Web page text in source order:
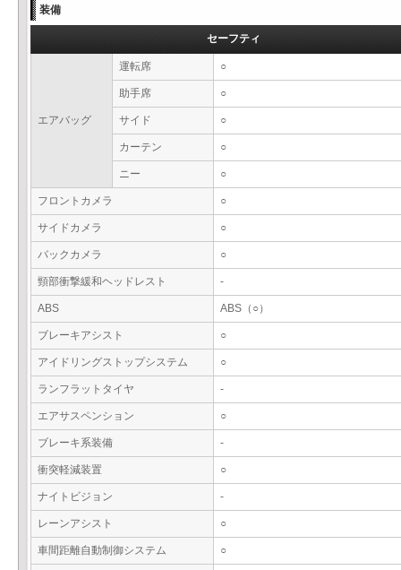
装備
セーフティ
エアバッグ
運転席 ○
助手席 ○
サイド ○
カーテン ○
ニー ○
フロントカメラ ○
サイドカメラ ○
バックカメラ ○
頸部衝撃緩和ヘッドレスト -
ABS ABS（○）
ブレーキアシスト ○
アイドリングストップシステム ○
ランフラットタイヤ -
エアサスペンション ○
ブレーキ系装備 -
衝突軽減装置 ○
ナイトビジョン -
レーンアシスト ○
車間距離自動制御システム ○